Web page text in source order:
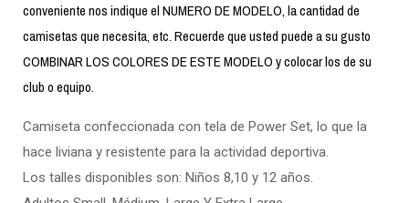
conveniente nos indique el NUMERO DE MODELO, la cantidad de
camisetas que necesita, etc. Recuerde que usted puede a su gusto
COMBINAR LOS COLORES DE ESTE MODELO y colocar los de su
club o equipo.
Camiseta confeccionada con tela de Power Set, lo que la
hace liviana y resistente para la actividad deportiva.
Los talles disponibles son: Niños 8,10 y 12 años.